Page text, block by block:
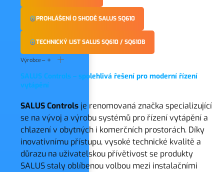
PROHLÁŠENÍ O SHODĚ SALUS SQ610
TECHNICKÝ LIST SALUS SQ610 / SQ610B
Výrobce
SALUS Controls – spolehlivá řešení pro moderní řízení
vytápění
SALUS Controls je renomovaná značka specializující
se na vývoj a výrobu systémů pro řízení vytápění a
chlazení v obytných i komerčních prostorách. Díky
inovativnímu přístupu, vysoké technické kvalitě a
důrazu na uživatelskou přívětivost se produkty
SALUS staly oblíbenou volbou mezi instalačními